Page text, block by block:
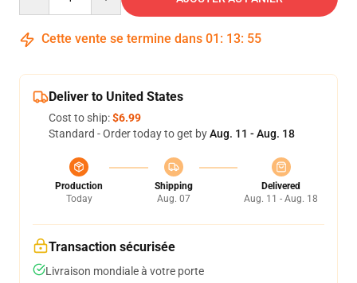
Cette vente se termine dans 01 : 13: 54
Deliver to United States
Cost to ship:$6.99
Standard - Order today to get byAug. 11 - Aug. 18
Production
Today
Shipping
Aug. 07
Delivered
Aug. 11 - Aug. 18
Transaction sécurisée
Livraison mondiale à votre porte